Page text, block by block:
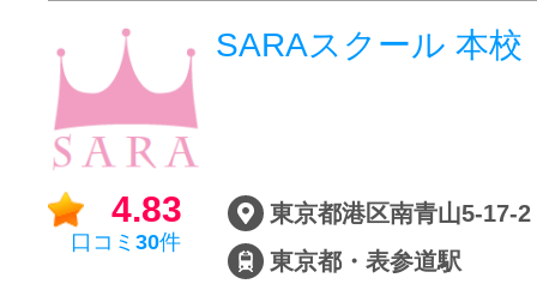
掲載のお問
SARAスクール 本校
4.83
口コミ 30件
東京都港区南青山5-17-2
東京都・表参道駅